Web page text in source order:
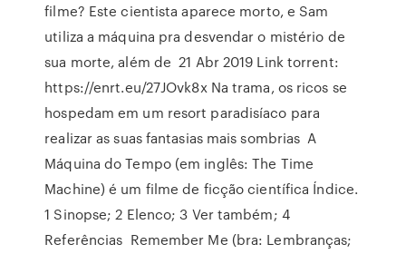
filme? Este cientista aparece morto, e Sam
utiliza a máquina pra desvendar o mistério de
sua morte, além de 21 Abr 2019 Link torrent:
https://enrt.eu/27JOvk8x Na trama, os ricos se
hospedam em um resort paradisíaco para
realizar as suas fantasias mais sombrias A
Máquina do Tempo (em inglês: The Time
Machine) é um filme de ficção científica Índice.
1 Sinopse; 2 Elenco; 3 Ver também; 4
Referências Remember Me (bra: Lembranças;